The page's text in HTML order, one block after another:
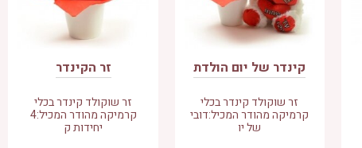
קינדר של יום הולדת
זר שוקולד קינדר בכלי
קרמיקה מהודר המכיל:דובי
של יו
זר הקינדר
זר שוקולד קינדר בכלי
קרמיקה מהודר המכיל:4
יחידות ק